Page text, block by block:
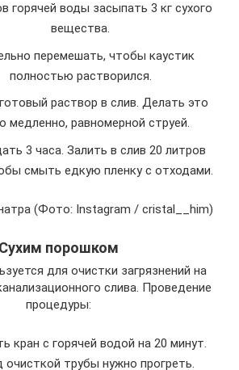
горячей воды засыпать 3 кг сухого
вещества.
перемешать, чтобы каустик
полностью растворился.
раствор в слив. Делать это
медленно, равномерной струей.
3 часа. Залить в слив 20 литров
смыть едкую пленку с отходами.
(Фото: Instagram / cristal__him)
Сухим порошком
для очистки загрязнений на
слива. Проведение
процедуры:
кран с горячей водой на 20 минут.
очисткой трубы нужно прогреть.